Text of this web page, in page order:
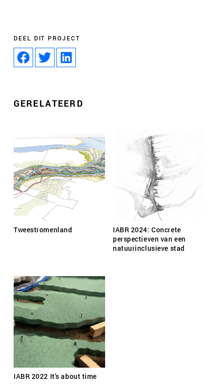
DEEL DIT PROJECT
GERELATEERD
Tweestromenland
IABR 2024: Concrete
perspectieven van een
natuurinclusieve stad
IABR 2022 It's about time